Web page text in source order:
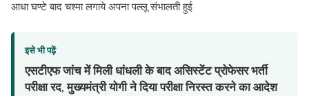
आधा घण्टे बाद चश्मा लगाये अपना पल्लू संभालती हुई
इसे भी पढ़ें
एसटीएफ जांच में मिली धांधली के बाद असिस्टेंट प्रोफेसर भर्ती
परीक्षा रद, मुख्यमंत्री योगी ने दिया परीक्षा निरस्त करने का आदेश